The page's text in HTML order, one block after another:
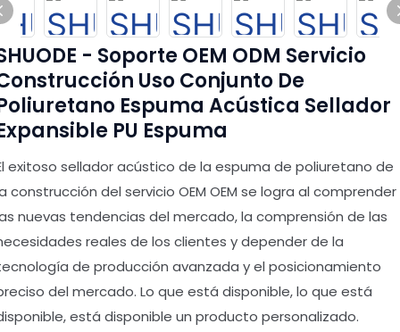
- Soporte OEM ODM Servicio
Uso Conjunto De
Espuma Acústica Sellador
PU Espuma
exitoso sellador acústico de la espuma de poliuretano de
construcción del servicio OEM OEM se logra al comprender
nuevas tendencias del mercado, la comprensión de las
reales de los clientes y depender de la
de producción avanzada y el posicionamiento
del mercado. Lo que está disponible, lo que está
está disponible un producto personalizado.